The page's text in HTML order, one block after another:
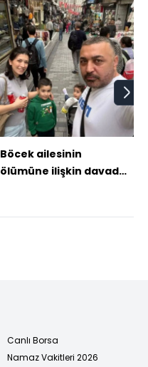
Böcek ailesinin
ölümüne ilişkin davada
Canlı Borsa
Namaz Vakitleri 2026